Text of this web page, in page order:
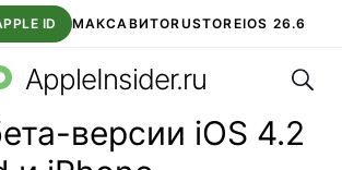
ID МАКСАВИТОRUSTOREIOS 26.6
ВТБ ОНЛАЙН ЧАТ В ROBLOX
AppleInsider.ru
версии iOS 4.2